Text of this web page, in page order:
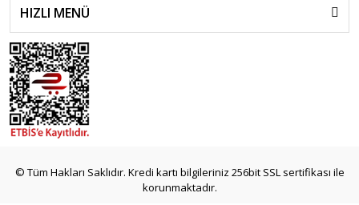
HIZLI MENÜ
© Tüm Hakları Saklıdır. Kredi kartı bilgileriniz 256bit SSL sertifikası ile
korunmaktadır.